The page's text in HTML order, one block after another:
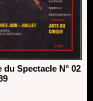
du Spectacle N° 02